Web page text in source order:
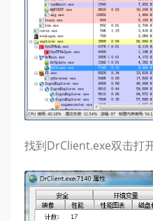
找到DrClient.exe双击打